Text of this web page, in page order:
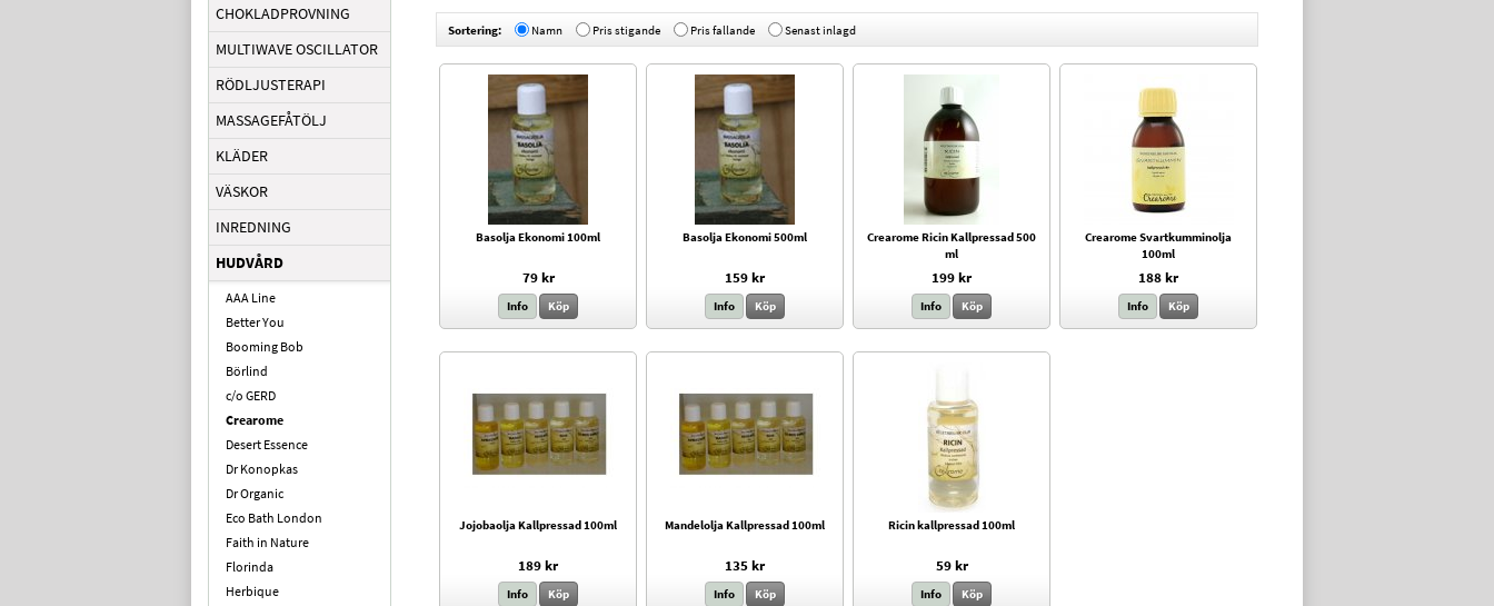
CHOKLADPROVNING
MULTIWAVE OSCILLATOR
RÖDLJUSTERAPI
MASSAGEFÅTÖLJ
KLÄDER
VÄSKOR
INREDNING
HUDVÅRD
AAA Line
Better You
Booming Bob
Börlind
c/o GERD
Crearome
Desert Essence
Dr Konopkas
Dr Organic
Eco Bath London
Faith in Nature
Florinda
Herbique
Sortering: Namn Pris stigande Pris fallande Senast inlagd
Basolja Ekonomi 100ml
79 kr
Info Köp
Basolja Ekonomi 500ml
159 kr
Info Köp
Crearome Ricin Kallpressad 500
ml
199 kr
Info Köp
Crearome Svartkumminolja
100ml
188 kr
Info Köp
Jojobaolja Kallpressad 100ml
189 kr
Info Köp
Mandelolja Kallpressad 100ml
135 kr
Info Köp
Ricin kallpressad 100ml
59 kr
Info Köp